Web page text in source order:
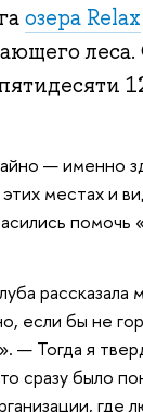
озера Relax
— именно
местах и
помочь
если бы не
— Тогда я
сразу было
где